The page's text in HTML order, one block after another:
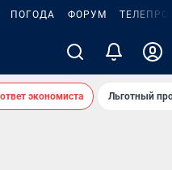
ПОГОДА ФОРУМ
экономиста Льготный